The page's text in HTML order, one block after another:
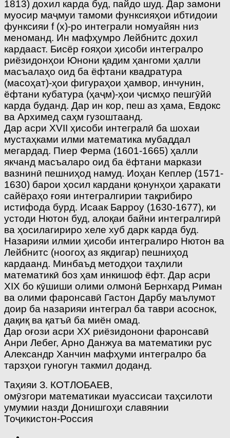
1813) дохил карда буд, пайдо шуд. Дар замони
муосир маҷмуи тамоми функсияҳои ибтидоии
функсияи f (x)-ро интеграли номуайян низ
меноманд. Ин мафҳумро Лейбнитс дохил
кардааст. Бисё­р ғояҳои ҳисоби интегралро
риёзидонҳои Юнони қадим ҳангоми ҳалли
масъалаҳо оид ба ёфтани квадратура
(масоҳат)-ҳои фигураҳои ҳамвор, инчунин,
ёфтани кубатура (ҳаҷм)-ҳои ҷисмҳо пешгӯйӣ
карда буданд. Дар ин кор, пеш аз ҳама, Евдокс
ва Архимед саҳм гузоштаанд.
Дар асри XVII ҳисоби интегралӣ ба шохаи
мустаҳками илми математика мубаддал
мегардад. Пиер Ферма (1601-1665) ҳалли
якчанд масъаларо оид ба ёфтани маркази
вазнинӣ пешниҳод намуд. Иоҳан Кеплер (1571-
1630) барои ҳосил кардани қонунҳои ҳаракати
сайёраҳо ғояи интегралгирии тақрибиро
истифода бурд. Исаак Барроу (1630-1677), ки
устоди Нютон буд, алоқаи байни интегралгирӣ
ва ҳосилагириро хеле хуб дарк карда буд.
Назарияи илмии ҳисоби интегралиро Нютон ва
Лейбнитс (ноогоҳ аз якдигар) пешниҳод
кардаанд. Минбаъд методҳои таҳлили
математикӣ боз ҳам инкишоф ёфт. Дар асри
XIX бо кӯшиши олими олмонӣ Бернхард Риман
ва олими фаронсавӣ Гастон Дарбу маълумот
доир ба назарияи интеграл ба таври асоснок,
дақиқ ва қатъӣ ба миён омад.
Дар оғози асри ХХ риёзидонони фаронсавӣ
Анри Лебег, Арно Данжуа ва математики рус
Александр Ханчин мафҳуми интегралро ба
тарзҳои гуногун такмил доданд.
Таҳияи З. КОТЛОБАЕВ,
омӯзгори математикаи муассисаи таҳсилоти
умумии назди Донишгоҳи славянии
Тоҷикистон-Россия